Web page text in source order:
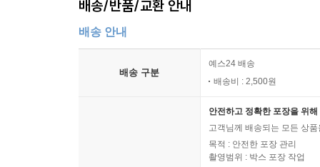
배송/반품/교환 안내
배송 안내
배송 구분
예스24 배송
배송비 : 2,500원
안전하고 정확한 포장을 위
고객님께 배송되는 모든 상
목적 : 안전한 포장 관리
촬영범위 : 박스 포장 작업